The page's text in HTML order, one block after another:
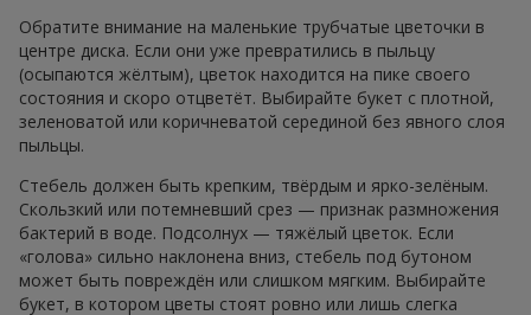
Обратите внимание на маленькие трубчатые цветочки в
центре диска. Если они уже превратились в пыльцу
(осыпаются жёлтым), цветок находится на пике своего
состояния и скоро отцветёт. Выбирайте букет с плотной,
зеленоватой или коричневатой серединой без явного слоя
пыльцы.
Стебель должен быть крепким, твёрдым и ярко-зелёным.
Скользкий или потемневший срез — признак размножения
бактерий в воде. Подсолнух — тяжёлый цветок. Если
«голова» сильно наклонена вниз, стебель под бутоном
может быть повреждён или слишком мягким. Выбирайте
букет, в котором цветы стоят ровно или лишь слегка